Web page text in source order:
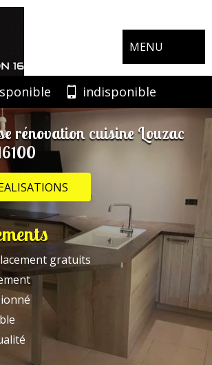
MENU
indisponible
rénovation cuisine Louzac
gratuits